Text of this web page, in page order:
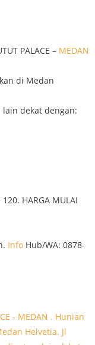
PALACE – MEDAN
di Medan
lain dekat dengan:
120. HARGA MULAI
InfoHub/WA: 0878-